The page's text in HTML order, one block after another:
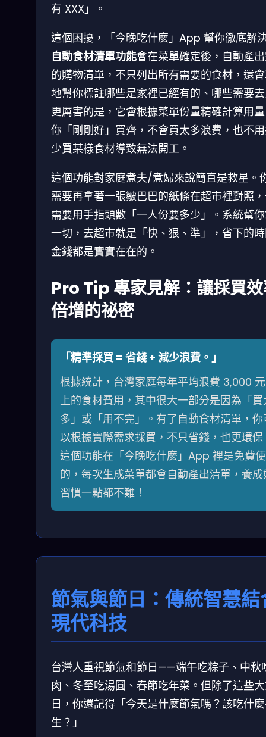
有 XXX」。
這個困擾，「今晚吃什麼」App 幫你徹底解
自動食材清單功能會在菜單確定後，自動產
的購物清單，不只列出所有需要的食材，還
地幫你標註哪些是家裡已經有的、哪些需要
更厲害的是，它會根據菜單份量精確計算用
你「剛剛好」買齊，不會買太多浪費，也不
少買某樣食材導致無法開工。
這個功能對家庭煮夫/煮婦來說簡直是救星。
需要再拿著一張皺巴巴的紙條在超市裡對照
需要用手指頭數「一人份要多少」。系統幫
一切，去超市就是「快、狠、準」，省下的
金錢都是實實在在的。
Pro Tip 專家見解：讓採買
倍增的祕密
「精準採買 = 省錢 + 減少浪費。」
根據統計，台灣家庭每年平均浪費 3,000
上的食材費用，其中很大一部分是因為「買
多」或「用不完」。有了自動食材清單，你
以根據實際需求採買，不只省錢，也更環保
這個功能在「今晚吃什麼」App 裡是免費
的，每次生成菜單都會自動產出清單，養成
習慣一點都不難！
節氣與節日：傳統智慧結
現代科技
台灣人重視節氣和節日——端午吃粽子、中秋
肉、冬至吃湯圓、春節吃年菜。但除了這些
日，你還記得「今天是什麼節氣嗎？該吃什
生？」